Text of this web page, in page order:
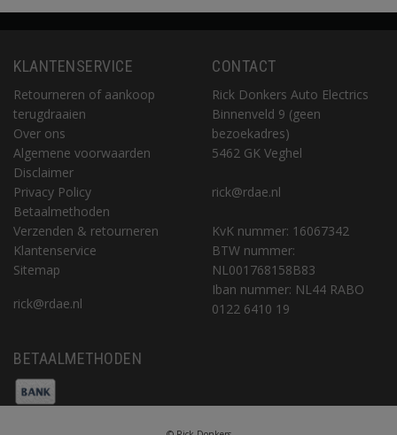
KLANTENSERVICE
Retourneren of aankoop
terugdraaien
Over ons
Algemene voorwaarden
Disclaimer
Privacy Policy
Betaalmethoden
Verzenden & retourneren
Klantenservice
Sitemap
rick@rdae.nl
CONTACT
Rick Donkers Auto Electrics
Binnenveld 9 (geen
bezoekadres)
5462 GK Veghel
rick@rdae.nl
KvK nummer: 16067342
BTW nummer:
NL001768158B83
Iban nummer: NL44 RABO
0122 6410 19
BETAALMETHODEN